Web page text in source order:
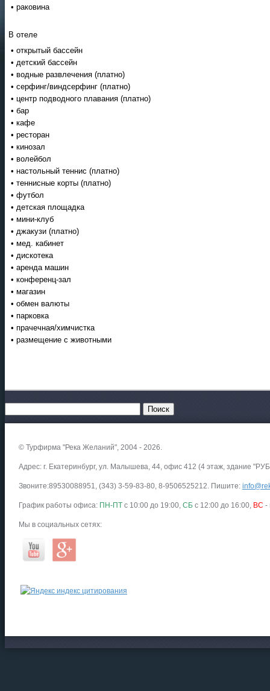
• раковина
В отеле
• открытый бассейн
• детский бассейн
• водные развлечения (платно)
• серфинг/виндсерфинг (платно)
• центр подводного плавания (платно)
• бар
• кафе
• ресторан
• кинозал
• волейбол
• настольный теннис (платно)
• теннисные корты (платно)
• футбол
• детская площадка
• мини-клуб
• джакузи (платно)
• мед. кабинет
• дискотека
• аренда машин
• конференц-зал
• магазин
• обмен валюты
• парковка
• прачечная/химчистка
• размещение с животными
© Турфирма "Река Желаний", 2004 - 2026.
Адрес: г. Екатеринбург, ул. Малышева, 44, офис 412 (4 этаж, здание
Звоните:89530088951, (343) 3-59-83-80, 8-9506525212. Пишите:
График работы офиса: ПН-ПТ с 10:00 до 19:00, СБ с 12:00 до 16:00, ВС -
Мы в социальных сетях: